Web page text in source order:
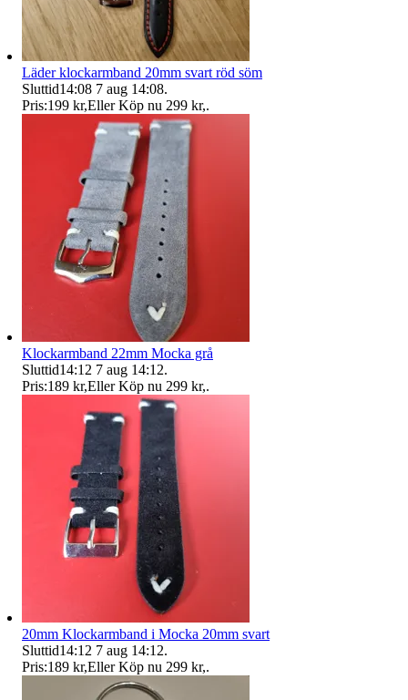
Läder klockarmband 20mm svart röd söm
Sluttid14:08 7 aug 14:08.
Pris:199 kr,Eller Köp nu 299 kr,.
Klockarmband 22mm Mocka grå
Sluttid14:12 7 aug 14:12.
Pris:189 kr,Eller Köp nu 299 kr,.
20mm Klockarmband i Mocka 20mm svart
Sluttid14:12 7 aug 14:12.
Pris:189 kr,Eller Köp nu 299 kr,.